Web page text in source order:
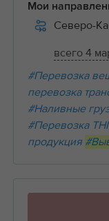
Мои
Северо-
всего 4
#Перевозка
перевозка
#Наливные
#Перевозка
продукция